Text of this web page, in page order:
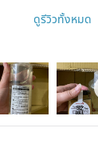
ดูรีวิวทั้งหมด